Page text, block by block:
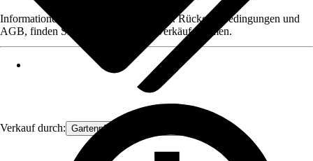
Verkauf durch: Gartenpflanzen Ammerland
Informationen des Verkäufers, wie z. B. Rückgabebedingungen und
AGB, finden Sie bei Klick auf den Verkäufernamen.